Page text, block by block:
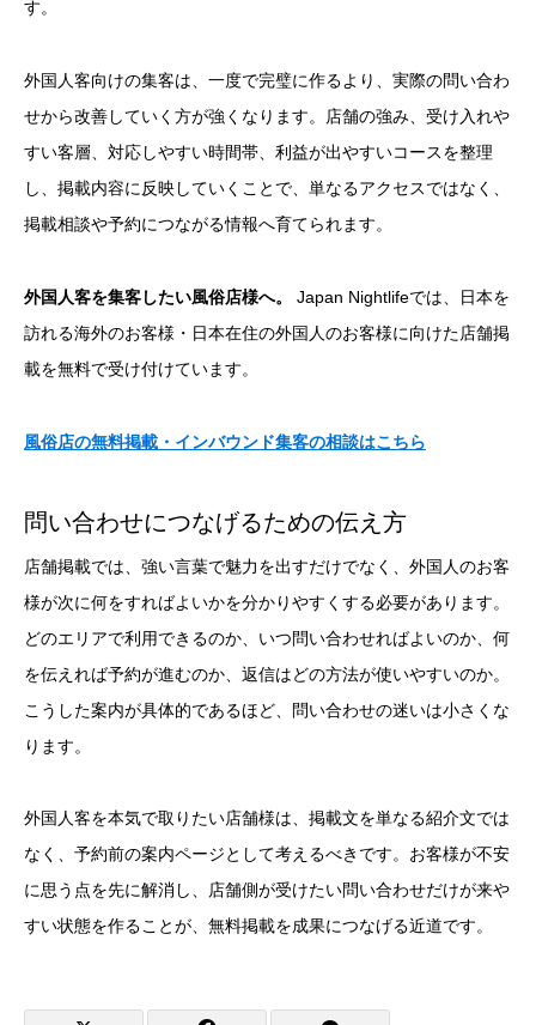
す。
外国人客向けの集客は、一度で完璧に作るより、実際の問い合わ
せから改善していく方が強くなります。店舗の強み、受け入れや
すい客層、対応しやすい時間帯、利益が出やすいコースを整理
し、掲載内容に反映していくことで、単なるアクセスではなく、
掲載相談や予約につながる情報へ育てられます。
外国人客を集客したい風俗店様へ。
Japan Nightlifeでは、日本を
訪れる海外のお客様・日本在住の外国人のお客様に向けた店舗掲
載を無料で受け付けています。
風俗店の無料掲載・インバウンド集客の相談はこちら
問い合わせにつなげるための伝え方
店舗掲載では、強い言葉で魅力を出すだけでなく、外国人のお客
様が次に何をすればよいかを分かりやすくする必要があります。
どのエリアで利用できるのか、いつ問い合わせればよいのか、何
を伝えれば予約が進むのか、返信はどの方法が使いやすいのか。
こうした案内が具体的であるほど、問い合わせの迷いは小さくな
ります。
外国人客を本気で取りたい店舗様は、掲載文を単なる紹介文では
なく、予約前の案内ページとして考えるべきです。お客様が不安
に思う点を先に解消し、店舗側が受けたい問い合わせだけが来や
すい状態を作ることが、無料掲載を成果につなげる近道です。